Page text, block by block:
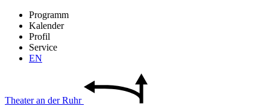
Programm
Kalender
Profil
Service
EN
Theateran derRuhr